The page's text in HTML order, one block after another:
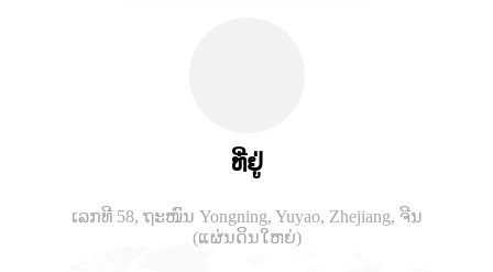
ທີ່ຢູ່
ເລກທີ 58, ຖະໜົນ Yongning, Yuyao, Zhejiang, ຈີນ
(ແຜ່ນດິນໃຫຍ່)